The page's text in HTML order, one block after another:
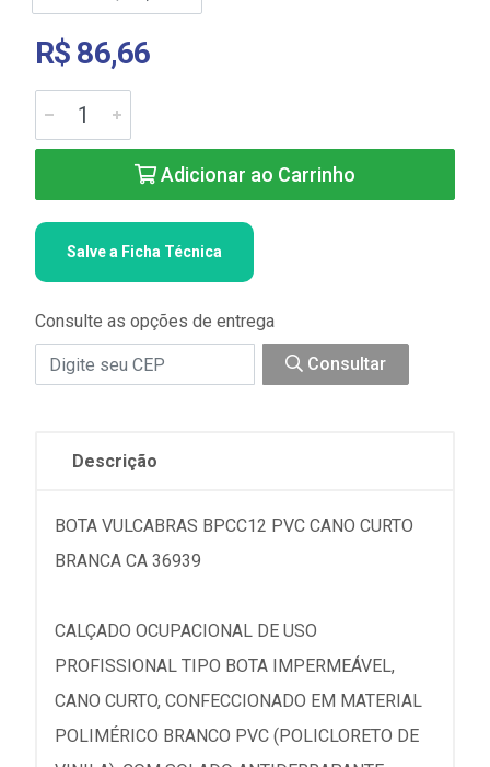
R$ 86,66
Adicionar ao Carrinho
Salve a Ficha Técnica
Consulte as opções de entrega
Consultar
Descrição
BOTA VULCABRAS BPCC12 PVC CANO CURTO
BRANCA CA 36939
CALÇADO OCUPACIONAL DE USO
PROFISSIONAL TIPO BOTA IMPERMEÁVEL,
CANO CURTO, CONFECCIONADO EM MATERIAL
POLIMÉRICO BRANCO PVC (POLICLORETO DE